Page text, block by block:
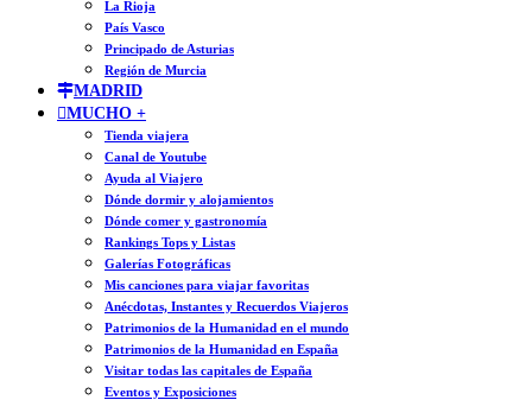
La Rioja
País Vasco
Principado de Asturias
Región de Murcia
MADRID
MUCHO +
Tienda viajera
Canal de Youtube
Ayuda al Viajero
Dónde dormir y alojamientos
Dónde comer y gastronomía
Rankings Tops y Listas
Galerías Fotográficas
Mis canciones para viajar favoritas
Anécdotas, Instantes y Recuerdos Viajeros
Patrimonios de la Humanidad en el mundo
Patrimonios de la Humanidad en España
Visitar todas las capitales de España
Eventos y Exposiciones